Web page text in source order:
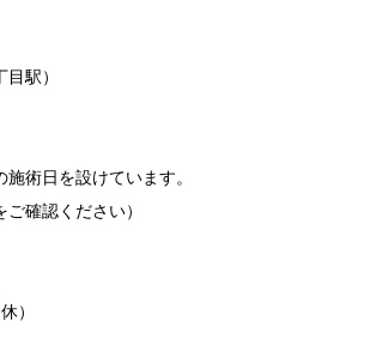
目駅）
術日を設けています。
ご確認ください）
）